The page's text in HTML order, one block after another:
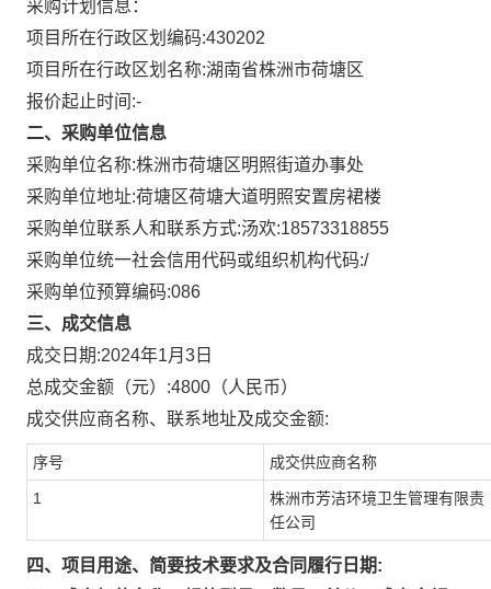
采购计划信息：
项目所在行政区划编码:430202
项目所在行政区划名称:湖南省株洲市荷塘区
报价起止时间:-
二、采购单位信息
采购单位名称:株洲市荷塘区明照街道办事处
采购单位地址:荷塘区荷塘大道明照安置房裙楼
采购单位联系人和联系方式:汤欢:18573318855
采购单位统一社会信用代码或组织机构代码:/
采购单位预算编码:086
三、成交信息
成交日期:2024年1月3日
总成交金额（元）:4800 （人民币）
成交供应商名称、联系地址及成交金额:
序号 成交供应商名称
1
株洲市芳洁环境卫生管理有限责
任公司
四、项目用途、简要技术要求及合同履行日期: